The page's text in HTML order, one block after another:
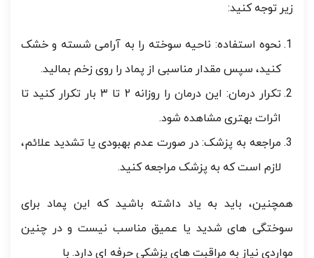
زیر توجه کنید:
نحوه استفاده: ناحیه سوخته را به آرامی شسته و خشک
کنید، سپس مقدار مناسبی از پماد را روی زخم بمالید.
تکرار درمان: این درمان را روزانه ۲ تا ۳ بار تکرار کنید تا
اثرات بهتری مشاهده شود.
مراجعه به پزشک: در صورت عدم بهبودی یا تشدید علائم،
لازم است که به پزشک مراجعه کنید.
همچنین، باید به یاد داشته باشید که این پماد برای
سوختگی های شدید یا عمیق مناسب نیست و در چنین
مواردی نیاز به مراقبت های پزشکی حرفه ای دارد. با